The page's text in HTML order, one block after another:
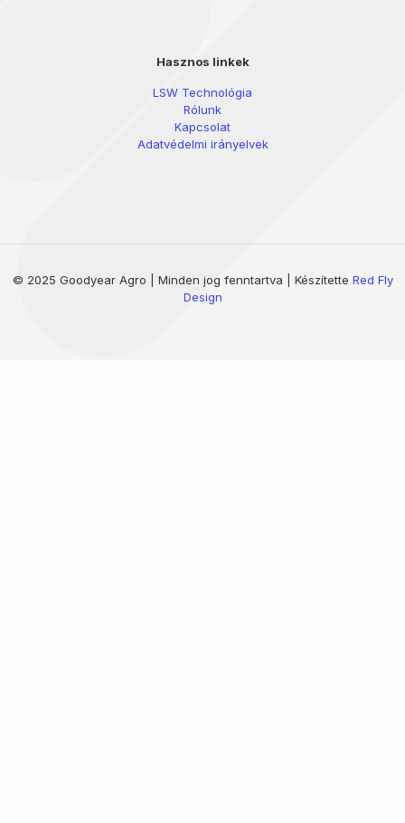
Hasznos linkek
LSW Technológia
Rólunk
Kapcsolat
Adatvédelmi irányelvek
© 2025 Goodyear Agro | Minden jog fenntartva | Készítette Red Fly
Design